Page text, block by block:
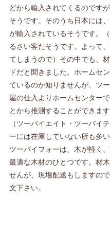
どから輸入されてくるのです
そうです。そのうち日本には
が輸入されているそうです。
るさい客だそうです。よって
てしまうので）その中でも、
ドだと聞きました。ホームセ
ているのか知りませんが、ツ
屋の仕入よりホームセンター
とから推測することができま
（ツーバイエイト・ツーバイ
ーには在庫していない所も多
ツーバイフォーは、木が軽く
最適な木材のひとつです。材
せんが、現場配送もしますの
文下さい。